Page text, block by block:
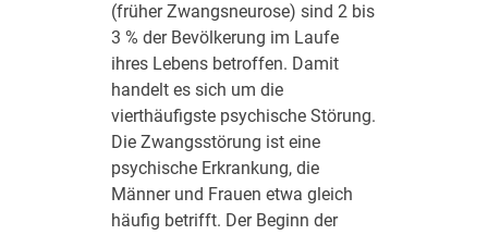
(früher Zwangsneurose) sind 2 bis
3 % der Bevölkerung im Laufe
ihres Lebens betroffen. Damit
handelt es sich um die
vierthäufigste psychische Störung.
Die Zwangsstörung ist eine
psychische Erkrankung, die
Männer und Frauen etwa gleich
häufig betrifft. Der Beginn der